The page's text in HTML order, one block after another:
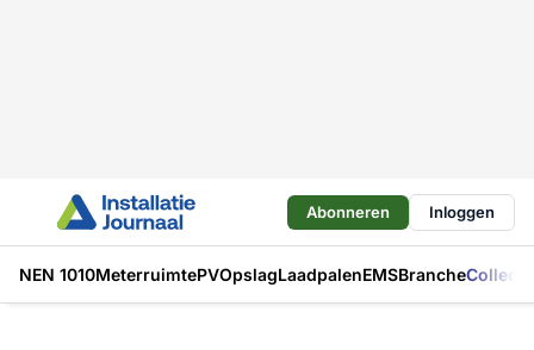
Abonneren Inloggen
NEN 1010MeterruimtePVOpslagLaadpalenEMSBranche